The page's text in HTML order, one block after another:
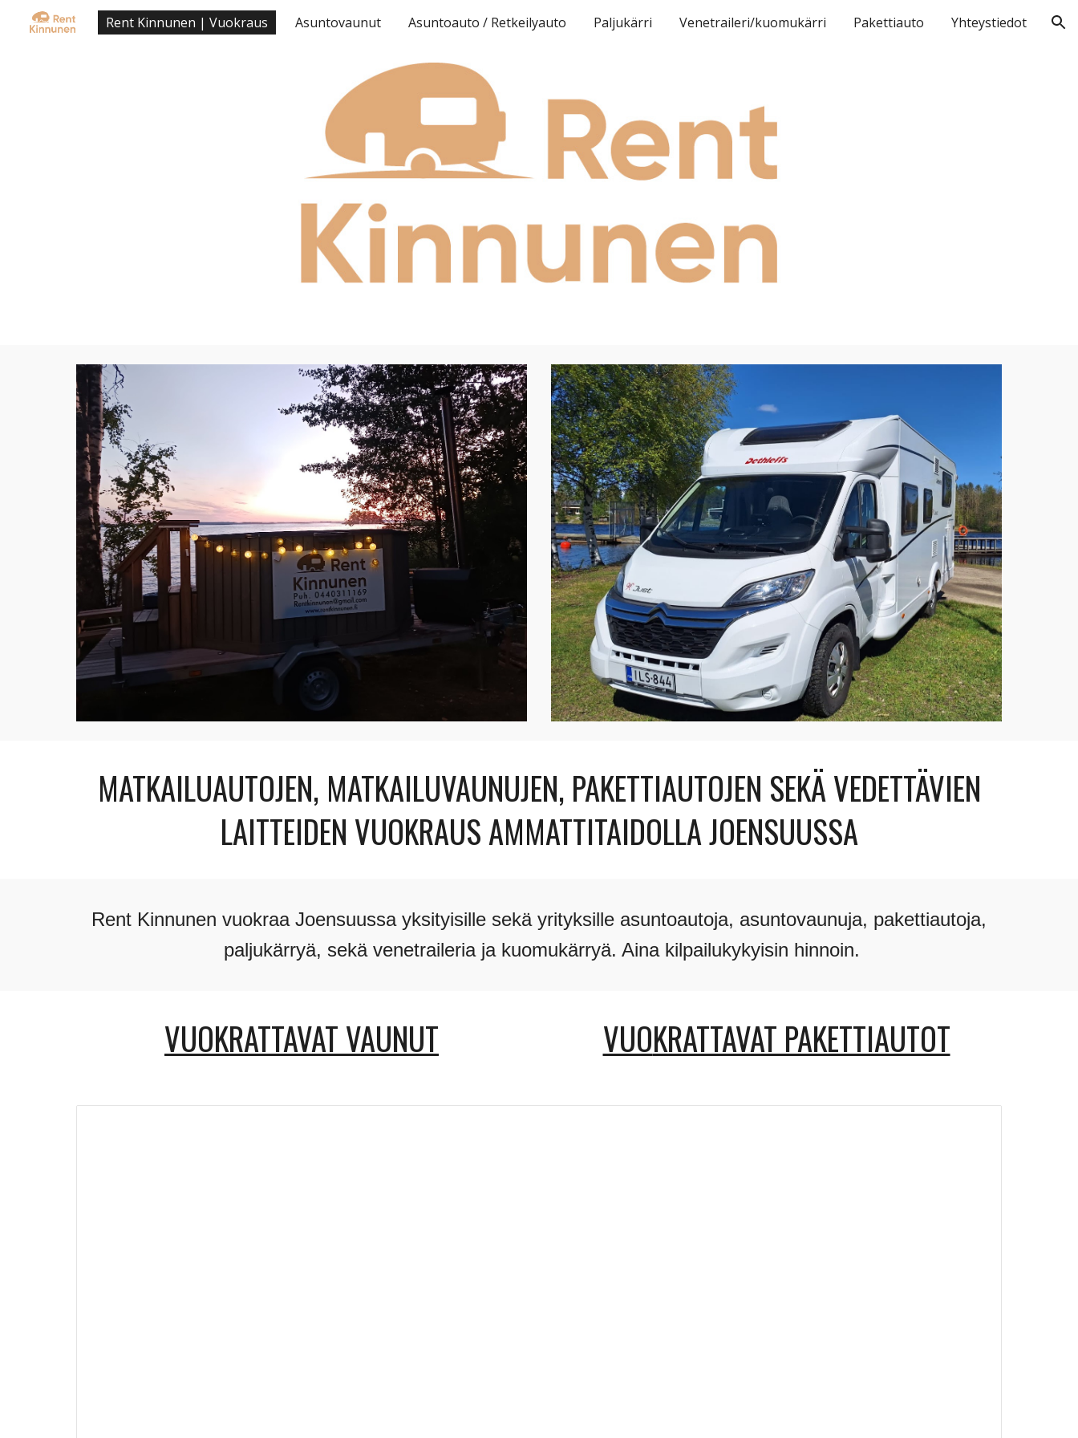
Skip to main content Skip to navigation
Rent Kinnunen | Vuokraus Asuntovaunut Asuntoauto / Retkeilyauto Paljukärri Venetraileri/kuomukärri Pakettiauto Yhteystiedot
MATKAILUAUTOJEN, MATKAILUVAUNUJEN, PAKETTIAUTOJEN SEKÄ VEDETTÄVIEN
LAITTEIDEN VUOKRAUS AMMATTITAIDOLLA JOENSUUSSA
Rent Kinnunen vuokraa Joensuussa yksityisille sekä yrityksille asuntoautoja, asuntovaunuja, pakettiautoja,
paljukärryä, sekä venetraileria ja kuomukärryä. Aina kilpailukykyisin hinnoin.
VUOKRATTAVAT VAUNUT VUOKRATTAVAT PAKETTIAUTOT